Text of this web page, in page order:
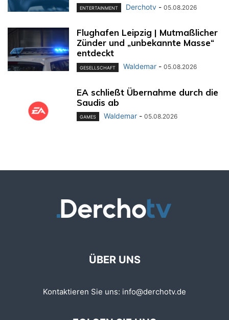
ENTERTAINMENT Derchotv - 05.08.2026
Flughafen Leipzig | Mutmaßlicher
Zünder und „unbekannte Masse“
entdeckt
GESELLSCHAFT Waldemar - 05.08.2026
EA schließt Übernahme durch die
Saudis ab
GAMES Waldemar - 05.08.2026
ÜBER UNS
Kontaktieren Sie uns: info@derchotv.de